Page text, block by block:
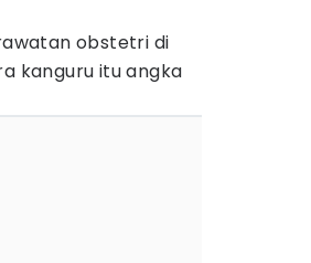
obstetri di
kanguru itu angka